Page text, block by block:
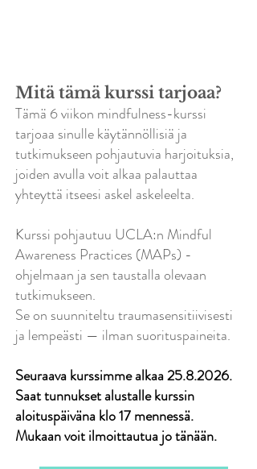
Mitä tämä kurssi tarjoaa?
Tämä 6 viikon mindfulness-kurssi
tarjoaa sinulle käytännöllisiä ja
tutkimukseen pohjautuvia harjoituksia,
joiden avulla voit alkaa palauttaa
yhteyttä itseesi askel askeleelta.
Kurssi pohjautuu UCLA:n Mindful
Awareness Practices (MAPs) -
ohjelmaan ja sen taustalla olevaan
tutkimukseen.
Se on suunniteltu traumasensitiivisesti
ja lempeästi — ilman suorituspaineita.
Seuraava kurssimme alkaa25.8.2026.
Saat tunnukset alustalle kurssin
aloituspäiväna klo 17 mennessä.
Mukaan voit ilmoittautua jo tänään.